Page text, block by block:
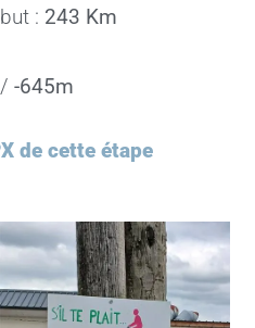
: 243 Km
/ -645m
de cette étape